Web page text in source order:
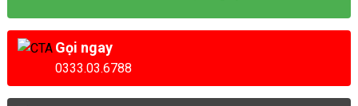
Gọi ngay
0333.03.6788